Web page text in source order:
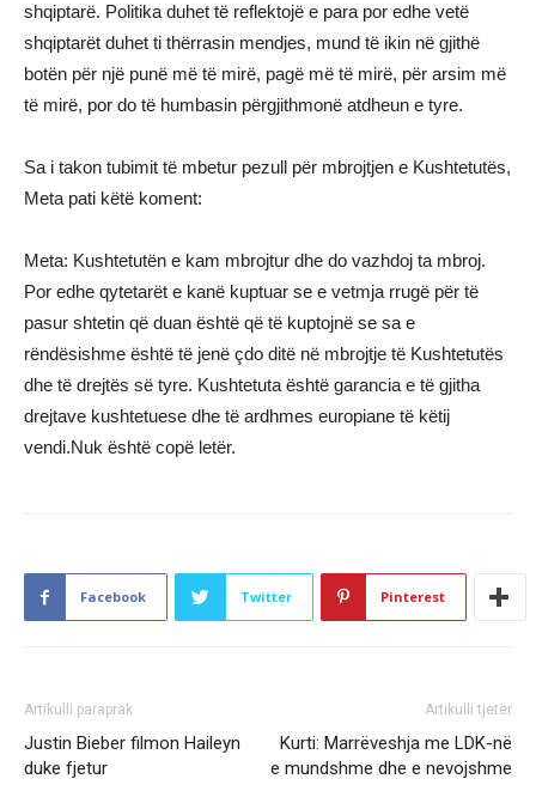
shqiptarë. Politika duhet të reflektojë e para por edhe vetë
shqiptarët duhet ti thërrasin mendjes, mund të ikin në gjithë
botën për një punë më të mirë, pagë më të mirë, për arsim më
të mirë, por do të humbasin përgjithmonë atdheun e tyre.
Sa i takon tubimit të mbetur pezull për mbrojtjen e Kushtetutës,
Meta pati këtë koment:
Meta: Kushtetutën e kam mbrojtur dhe do vazhdoj ta mbroj.
Por edhe qytetarët e kanë kuptuar se e vetmja rrugë për të
pasur shtetin që duan është që të kuptojnë se sa e
rëndësishme është të jenë çdo ditë në mbrojtje të Kushtetutës
dhe të drejtës së tyre. Kushtetuta është garancia e të gjitha
drejtave kushtetuese dhe të ardhmes europiane të këtij
vendi.Nuk është copë letër.
Facebook Twitter Pinterest
Artikulli paraprak
Justin Bieber filmon Haileyn
duke fjetur
Artikulli tjetër
Kurti: Marrëveshja me LDK-në
e mundshme dhe e nevojshme